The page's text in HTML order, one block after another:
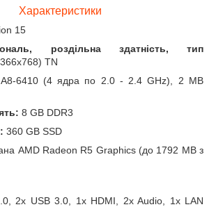
Характеристики
15
роздільна здатність, тип
TN
6410 (4 ядра по 2.0 - 2.4 GHz), 2 MB
8 GB DDR3
360 GB SSD
AMD Radeon R5 Graphics (до 1792 MB з
2x USB 3.0, 1x HDMI, 2x Audio, 1x LAN